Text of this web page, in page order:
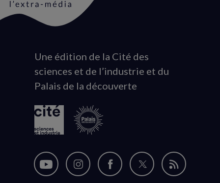
Animation
du
logo
Une édition de la Cité des
sciences et de l’industrie et du
Palais de la découverte
Nous
Nous
Nous
Nous
Flux